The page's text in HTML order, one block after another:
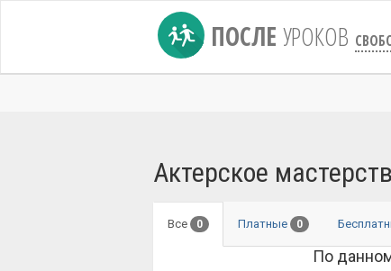
ПОСЛЕ УРОКОВ
Актерское
Все 0 Платные 0
По